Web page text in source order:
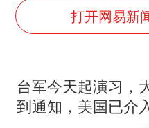
万岁
多个
习近
打开网易新
台军今天起演习，
到通知，美国已介